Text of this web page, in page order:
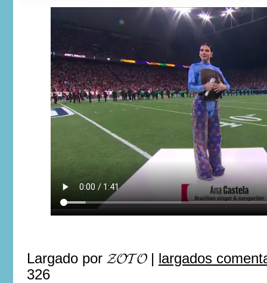
Largado por 𝓩𝓞𝓣𝓞| largados
326